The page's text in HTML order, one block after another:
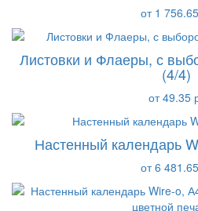
от 1
Листовки и Флаеры, с
(4/4)
от 49.35
Настенный календарь
от 6